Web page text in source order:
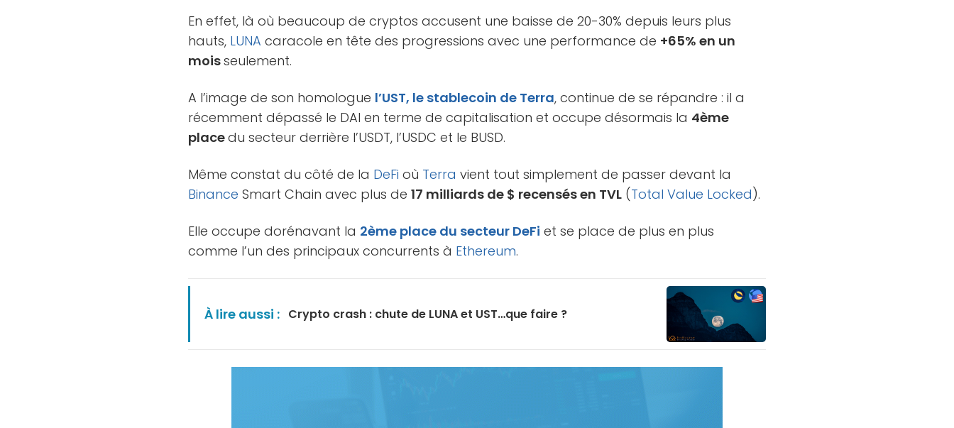
En effet, là où beaucoup de cryptos accusent une baisse de 20-30% depuis leurs plus
hauts, LUNA caracole en tête des progressions avec une performance de +65% en un
moisseulement.
A l’image de son homologue l’UST, le stablecoin de Terra, continue de se répandre : il a
récemment dépassé le DAI en terme de capitalisation et occupe désormais la 4ème
placedu secteur derrière l’USDT, l’USDC et le BUSD.
Même constat du côté de la DeFi où Terra vient tout simplement de passer devant la
Binance Smart Chain avec plus de17 milliards de $ recensés en TVL (Total Value Locked).
Elle occupe dorénavant la 2ème place du secteur DeFi et se place de plus en plus
comme l’un des principaux concurrents à Ethereum.
À lire aussi : Crypto crash : chute de LUNA et UST…que faire ?